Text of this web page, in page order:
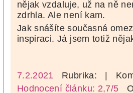
nějak vzdaluje, už na ně
zdrhla. Ale není kam.
Jak snášíte současná
inspiraci. Já jsem totiž
7.2.2021 Rubrika:
|
Hodnocení článku: 2,7/5